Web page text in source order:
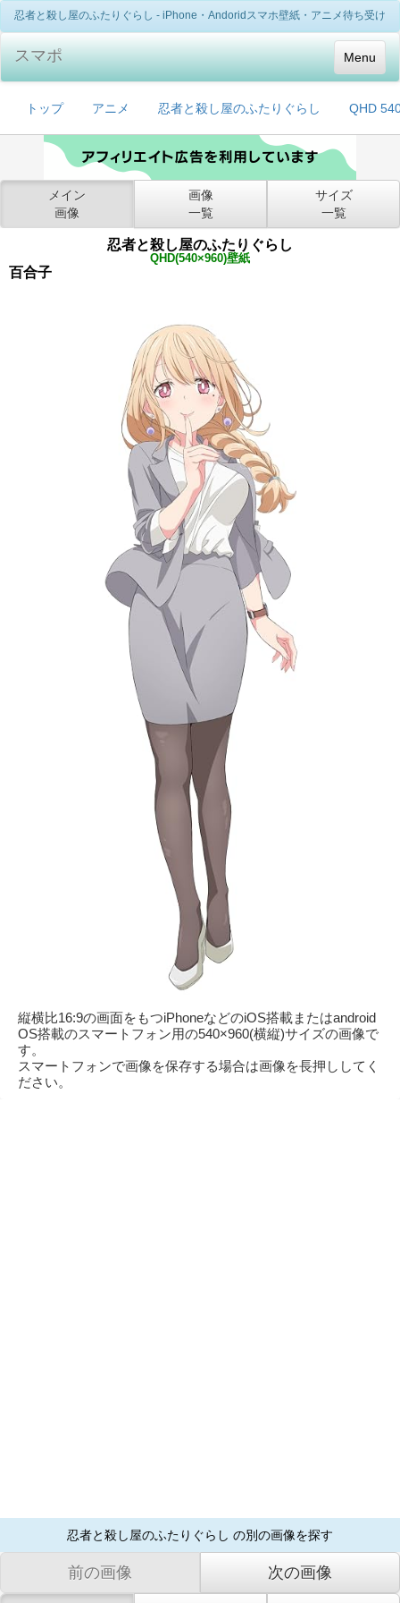
忍者と殺し屋のふたりぐらし - iPhone・Andoridスマホ壁紙・アニメ待ち受け
Menu
スマポ
トップ アニメ 忍者と殺し屋のふたりぐらし QHD
メイン
画像
画像
一覧
サイズ
一覧
忍者と殺し屋のふたりぐらし
QHD(540×960)壁紙
百合子
縦横比16:9の画面をもつiPhoneなどのiOS搭載またはandroid
OS搭載のスマートフォン用の540×960(横縦)サイズの画像で
す。
スマートフォンで画像を保存する場合は画像を長押ししてく
ださい。
忍者と殺し屋のふたりぐらし の別の画像を探す
前の画像 次の画像